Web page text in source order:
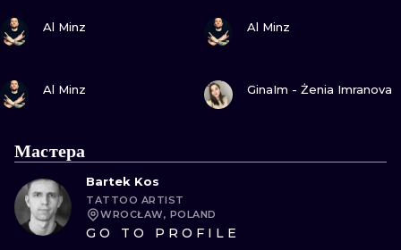
Al Minz Al Minz
Al Minz GinaIm - Żenia Imranova
Мастера
Bartek Kos
TATTOO ARTIST
WROCŁAW, POLAND
GO TO PROFILE